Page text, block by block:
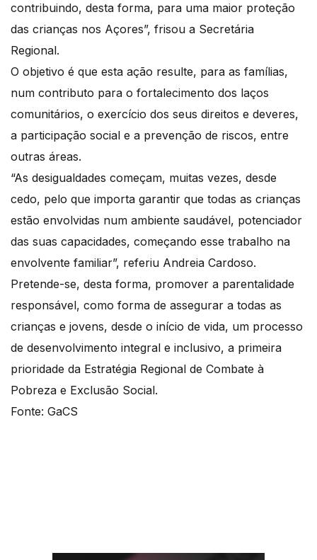
contribuindo, desta forma, para uma maior proteção
das crianças nos Açores”, frisou a Secretária
Regional.
O objetivo é que esta ação resulte, para as famílias,
num contributo para o fortalecimento dos laços
comunitários, o exercício dos seus direitos e deveres,
a participação social e a prevenção de riscos, entre
outras áreas.
“As desigualdades começam, muitas vezes, desde
cedo, pelo que importa garantir que todas as crianças
estão envolvidas num ambiente saudável, potenciador
das suas capacidades, começando esse trabalho na
envolvente familiar”, referiu Andreia Cardoso.
Pretende-se, desta forma, promover a parentalidade
responsável, como forma de assegurar a todas as
crianças e jovens, desde o início de vida, um processo
de desenvolvimento integral e inclusivo, a primeira
prioridade da Estratégia Regional de Combate à
Pobreza e Exclusão Social.
Fonte: GaCS